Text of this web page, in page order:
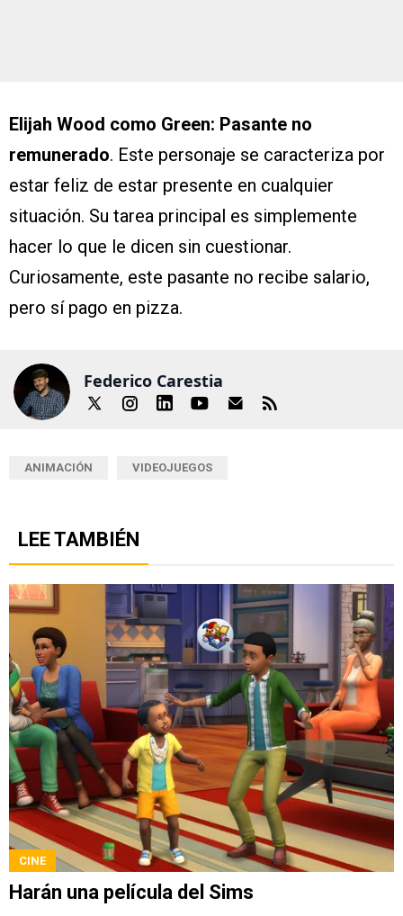
Elijah Wood como Green: Pasante no
remunerado. Este personaje se caracteriza por
estar feliz de estar presente en cualquier
situación. Su tarea principal es simplemente
hacer lo que le dicen sin cuestionar.
Curiosamente, este pasante no recibe salario,
pero sí pago en pizza.
Federico Carestia
ANIMACIÓN VIDEOJUEGOS
LEE TAMBIÉN
CINE
Harán una película del Sims